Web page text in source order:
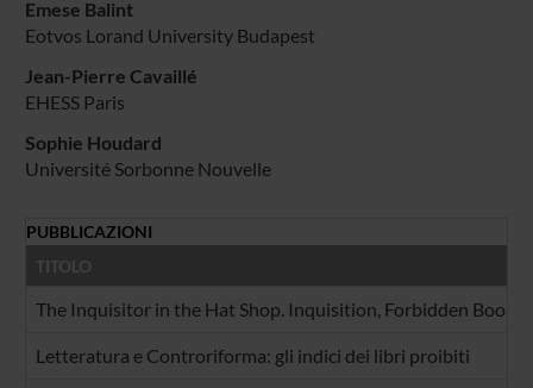
Emese Balint
Eotvos Lorand University Budapest
Jean-Pierre Cavaillé
EHESS Paris
Sophie Houdard
Université Sorbonne Nouvelle
PUBBLICAZIONI
TITOLO
The Inquisitor in the Hat Shop. Inquisition, Forbidden Books
Letteratura e Controriforma: gli indici dei libri proibiti